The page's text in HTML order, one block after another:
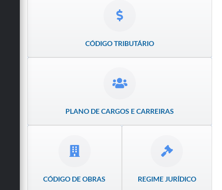
Galeria de Vídeos
CÓDIGO TRIBUTÁRIO
PLANO DE CARGOS E CARREIRAS
CÓDIGO DE OBRAS REGIME JURÍDICO